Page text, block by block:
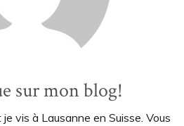
sur mon blog!
je vis à Lausanne en Suisse. Vous